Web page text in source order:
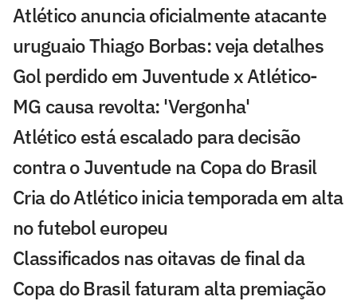
Atlético anuncia oficialmente atacante
uruguaio Thiago Borbas: veja detalhes
Gol perdido em Juventude x Atlético-
MG causa revolta: 'Vergonha'
Atlético está escalado para decisão
contra o Juventude na Copa do Brasil
Cria do Atlético inicia temporada em alta
no futebol europeu
Classificados nas oitavas de final da
Copa do Brasil faturam alta premiação